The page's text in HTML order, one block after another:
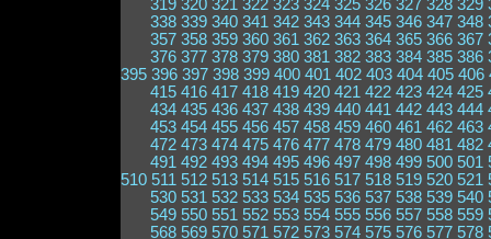
319 320 321 322 323 324 325 326 327 328 329
338 339 340 341 342 343 344 345 346 347 348
357 358 359 360 361 362 363 364 365 366 367
376 377 378 379 380 381 382 383 384 385 386
395 396 397 398 399 400 401 402 403 404 405 406
415 416 417 418 419 420 421 422 423 424 425
434 435 436 437 438 439 440 441 442 443 444
453 454 455 456 457 458 459 460 461 462 463
472 473 474 475 476 477 478 479 480 481 482
491 492 493 494 495 496 497 498 499 500 501
510 511 512 513 514 515 516 517 518 519 520 521
530 531 532 533 534 535 536 537 538 539 540
549 550 551 552 553 554 555 556 557 558 559
568 569 570 571 572 573 574 575 576 577 578